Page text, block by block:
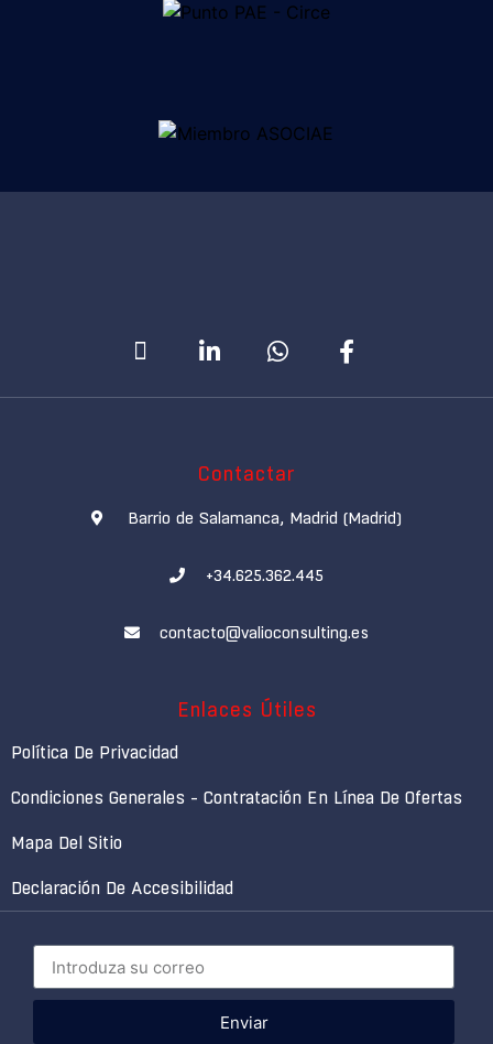
Contactar
Barrio de Salamanca, Madrid (Madrid)
+34.625.362.445
contacto@valioconsulting.es
Enlaces Útiles
Política De Privacidad
Condiciones Generales - Contratación En Línea De Ofertas
Mapa Del Sitio
Declaración De Accesibilidad
Enviar